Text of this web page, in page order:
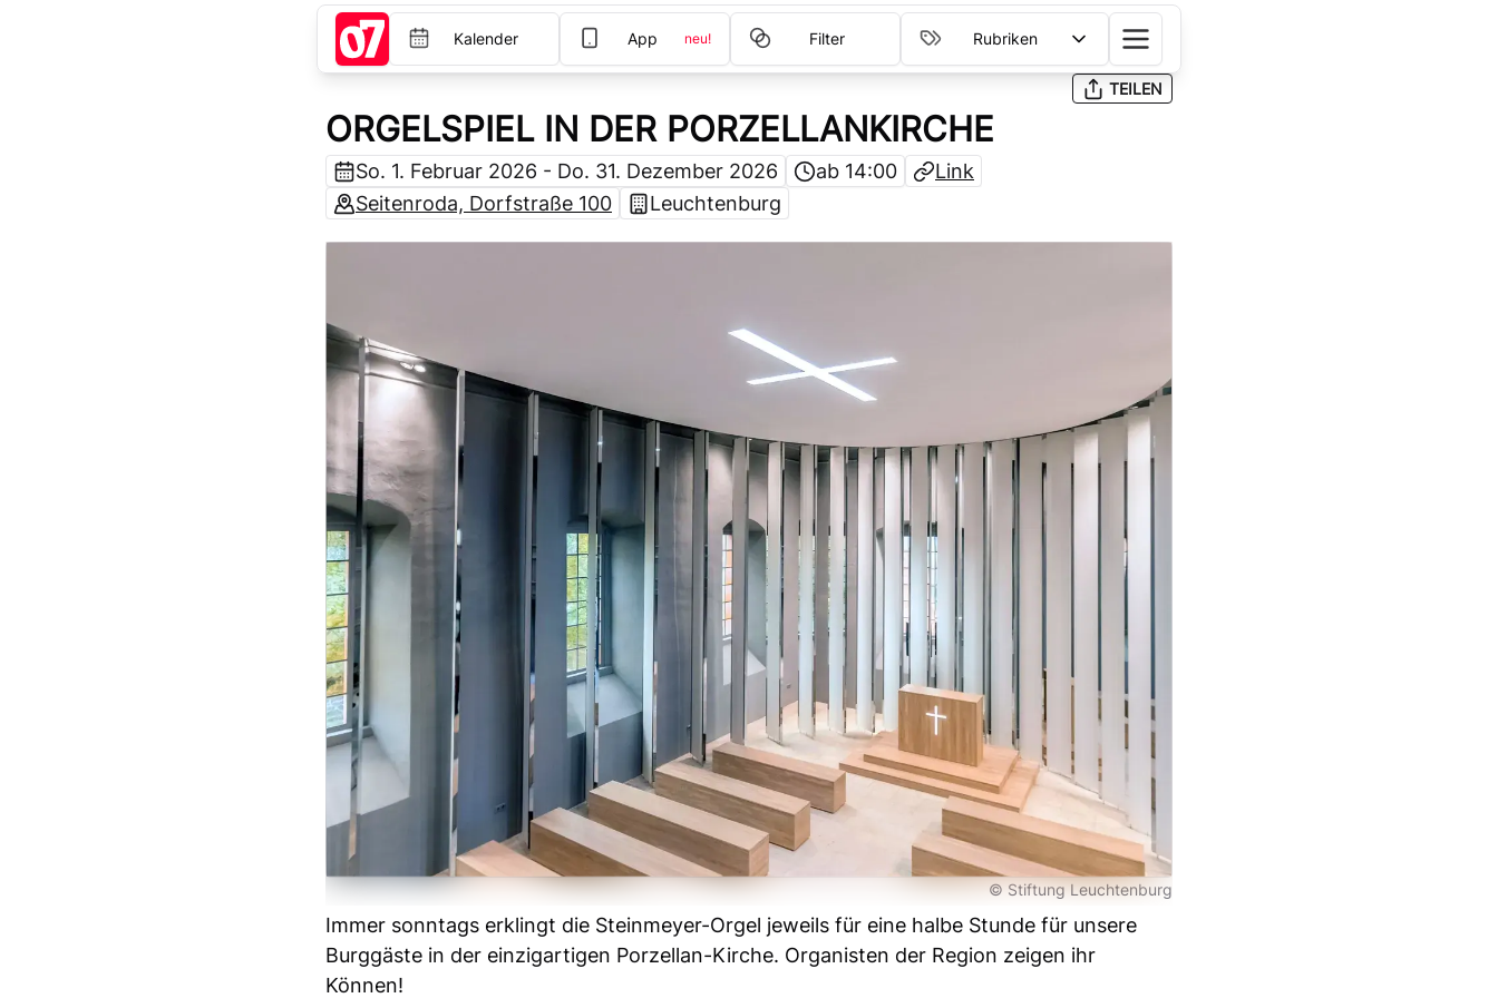
Kalender App neu! Filter Rubriken
TEILEN
ORGELSPIEL IN DER PORZELLANKIRCHE
So. 1. Februar 2026 - Do. 31. Dezember 2026 ab 14:00
Link
Seitenroda, Dorfstraße 100
Leuchtenburg
© Stiftung Leuchtenburg
Immer sonntags erklingt die Steinmeyer-Orgel jeweils für eine halbe Stunde für unsere
Burggäste in der einzigartigen Porzellan-Kirche. Organisten der Region zeigen ihr
Können!